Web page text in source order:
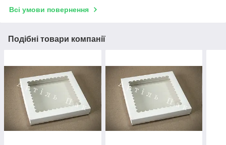
Всі умови повернення
Подібні товари компанії